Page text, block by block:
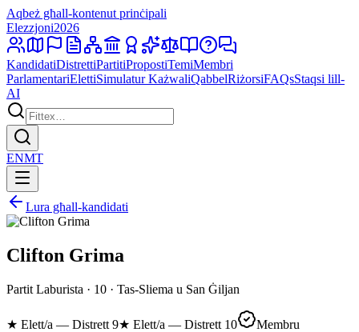
Aqbeż għall-kontenut prinċipali
Elezzjoni2026
KandidatiDistrettiPartitiPropostiTemiMembri
ParlamentariElettiSimulatur KażwaliQabbelRiżorsiFAQsStaqsi lill-
AI
ENMT
Lura għall-kandidati
Clifton Grima
Partit Laburista · 10 · Tas-Sliema u San Ġiljan
★ Elett/a — Distrett 9★ Elett/a — Distrett 10
Membru